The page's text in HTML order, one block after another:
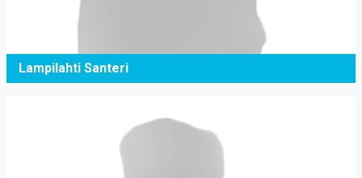
Lampilahti Santeri